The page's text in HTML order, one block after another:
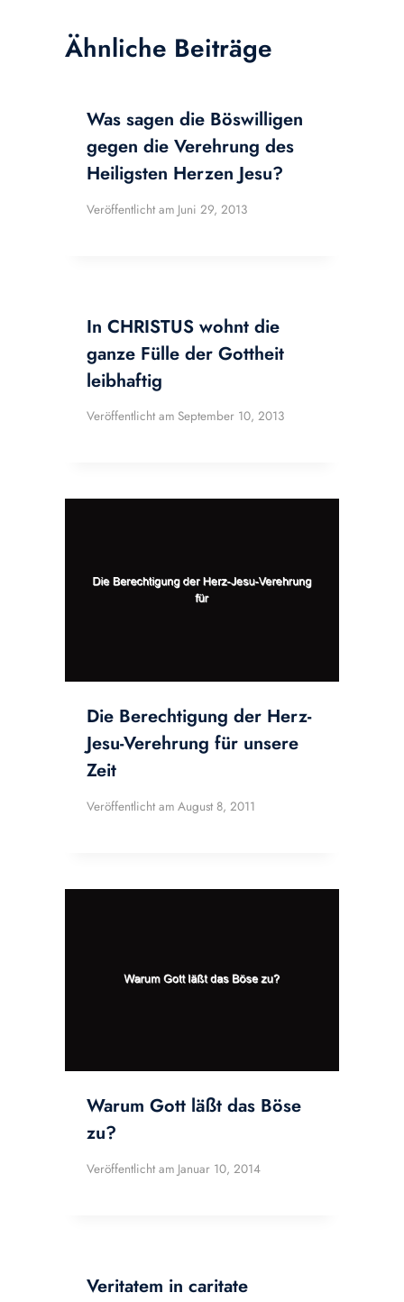
Ähnliche Beiträge
Was sagen die Böswilligen
gegen die Verehrung des
Heiligsten Herzen Jesu?
Veröffentlicht am Juni 29, 2013
In CHRISTUS wohnt die
ganze Fülle der Gottheit
leibhaftig
Veröffentlicht am September 10, 2013
Die Berechtigung der Herz-
Jesu-Verehrung für unsere
Zeit
Veröffentlicht am August 8, 2011
Warum Gott läßt das Böse
zu?
Veröffentlicht am Januar 10, 2014
Veritatem in caritate